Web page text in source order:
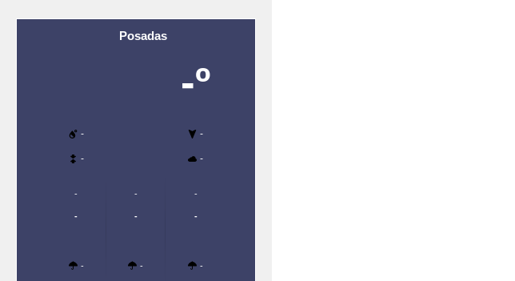
Posadas
-º
- -
- -
-
-
-
-
-
-
-
-
-